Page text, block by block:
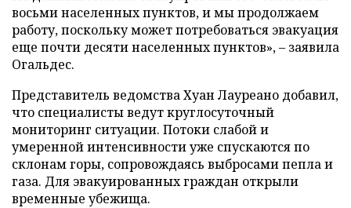
восьми населенных пунктов, и мы продолжаем
работу, поскольку может потребоваться эвакуация
еще почти десяти населенных пунктов», – заявила
Огальдес.
Представитель ведомства Хуан Лауреано добавил,
что специалисты ведут круглосуточный
мониторинг ситуации. Потоки слабой и
умеренной интенсивности уже спускаются по
склонам горы, сопровождаясь выбросами пепла и
газа. Для эвакуированных граждан открыли
временные убежища.